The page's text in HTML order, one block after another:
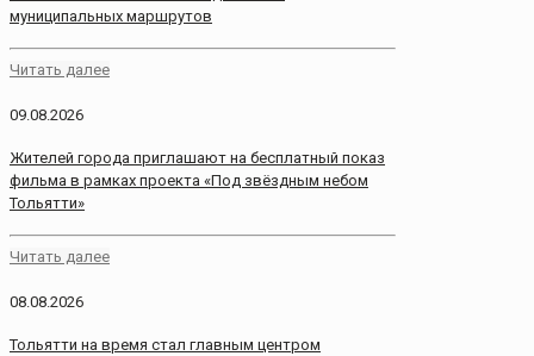
муниципальных маршрутов
Читать далее
09.08.2026
Жителей города приглашают на бесплатный показ
фильма в рамках проекта «Под звёздным небом
Тольятти»
Читать далее
08.08.2026
Тольятти на время стал главным центром